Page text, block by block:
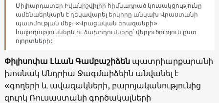
Միլիարդատեր Իվանիշվիլիի հիմնադրած կուսակցությունը
ամենաերկարն է ղեկավարել երկիրը անկախ Վրաստանի
պատմության մեջ։ «Վրացական երազանքի»
հաջողություններն ու ձախողումները՝ վերլուծություն ըստ
ոլորտների:
Փիլիսոփա Լևան Գամբաշիձեն պատրիարքարանի
խոսնակ Անդրիա Ջագմաիձեին անվանել է
«գողերի և ավազակների, բարոյականությունից
զուրկ Ռուսաստանի գործակալների